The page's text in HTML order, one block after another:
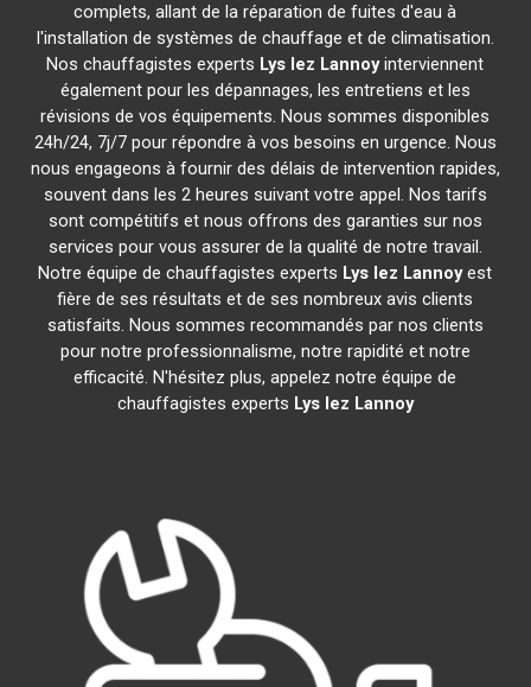
complets, allant de la réparation de fuites d'eau à
l'installation de systèmes de chauffage et de climatisation.
Nos chauffagistes experts Lys lez Lannoyinterviennent
également pour les dépannages, les entretiens et les
révisions de vos équipements. Nous sommes disponibles
24h/24, 7j/7 pour répondre à vos besoins en urgence. Nous
nous engageons à fournir des délais de intervention rapides,
souvent dans les 2 heures suivant votre appel. Nos tarifs
sont compétitifs et nous offrons des garanties sur nos
services pour vous assurer de la qualité de notre travail.
Notre équipe de chauffagistes experts Lys lez Lannoyest
fière de ses résultats et de ses nombreux avis clients
satisfaits. Nous sommes recommandés par nos clients
pour notre professionnalisme, notre rapidité et notre
efficacité. N'hésitez plus, appelez notre équipe de
chauffagistes experts Lys lez Lannoy